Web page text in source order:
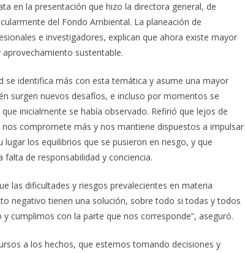
en la presentación que hizo la directora general, de
del Fondo Ambiental. La planeación de
e investigadores, explican que ahora existe mayor
sustentable.
se identifica más con esta temática y asume una mayor
surgen nuevos desafíos, e incluso por momentos se
inicialmente se había observado. Refirió que lejos de
compromete más y nos mantiene dispuestos a impulsar
los equilibrios que se pusieron en riesgo, y que
de responsabilidad y conciencia.
las dificultades y riesgos prevalecientes en materia
negativo tienen una solución, sobre todo si todas y todos
cumplimos con la parte que nos corresponde”, aseguró.
a los hechos, que estemos tomando decisiones y